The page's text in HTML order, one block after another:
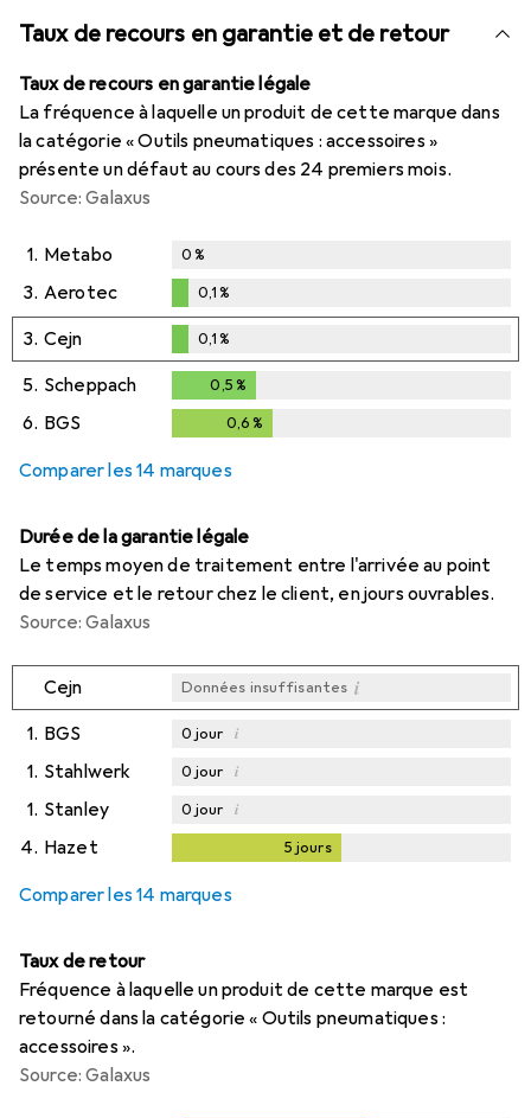
Taux de recours en garantie et de retour
Taux de recours en garantie légale
La fréquence à laquelle un produit de cette marque dans
la catégorie « Outils pneumatiques : accessoires »
présente un défaut au cours des 24 premiers mois.
Source: Galaxus
1. Metabo 0%
3. Aerotec
0,1%
0,1%
3. Cejn
0,1%
0,1%
5. Scheppach 0,5 %
6. BGS 0,6 %
Comparer les 14 marques
Durée de la garantie légale
Le temps moyen de traitement entre l'arrivée au point
de service et le retour chez le client, en jours ouvrables.
Source: Galaxus
Cejn Données insuffisantes i
1. BGS 0 jour i
1. Stahlwerk 0 jour i
1. Stanley 0 jour i
4. Hazet 5 jours
Comparer les 14 marques
Taux de retour
Fréquence à laquelle un produit de cette marque est
retourné dans la catégorie « Outils pneumatiques :
accessoires ».
Source: Galaxus